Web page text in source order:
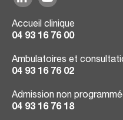
Accueil clinique
04 93 16 76 00
Ambulatoires et
04 93 16 76 02
Admission non
04 93 16 76 18